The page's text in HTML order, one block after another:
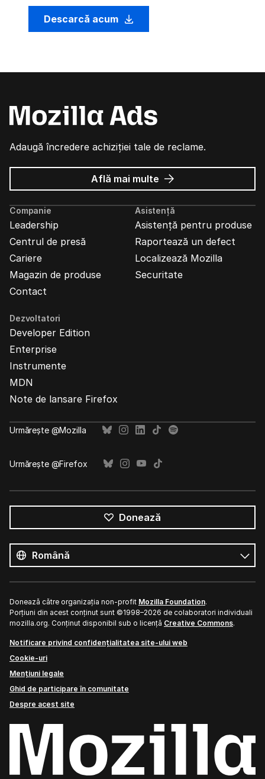
Descarcă acum
Adaugă încredere achiziției tale de reclame.
Află mai multe despre
Reclame
Mozilla
Companie
Leadership
Centrul de presă
Cariere
Magazin de produse
Contact
Asistență
Asistență pentru produse
Raportează un defect
Localizează Mozilla
Securitate
Dezvoltatori
Developer Edition
Enterprise
Instrumente
MDN
Note de lansare Firefox
Urmărește @Mozilla
Urmărește @Firefox
Donează
limbile
Limbă
Donează către organizația non-profit Mozilla Foundation.
Porțiuni din acest conținut sunt ©1998–2026 de colaboratori individuali
mozilla.org. Conținut disponibil sub o licență Creative Commons.
Notificare privind confidențialitatea site-ului web
Cookie-uri
Mențiuni legale
Ghid de participare în comunitate
Despre acest site